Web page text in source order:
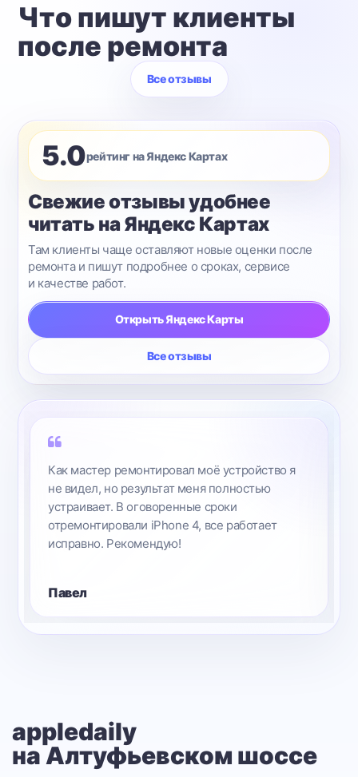
Что пишут клиенты
после ремонта
Все отзывы
5.0рейтинг на Яндекс Картах
Свежие отзывы удобнее
читать на Яндекс Картах
Там клиенты чаще оставляют новые оценки после
ремонта и пишут подробнее о сроках, сервисе
и качестве работ.
Открыть Яндекс Карты
Все отзывы
Как мастер ремонтировал моё устройство я
не видел, но результат меня полностью
устраивает. В оговоренные сроки
отремонтировали iPhone 4, все работает
исправно. Рекомендую!
Павел
appledaily
на Алтуфьевском шоссе